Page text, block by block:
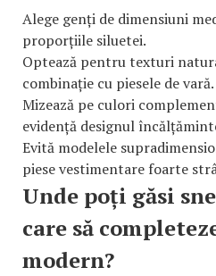
Alege genți de dimensiuni
proporțiile siluetei.
Optează pentru texturi
combinație cu piesele de vară.
Mizează pe culori
evidență designul
Evită modelele
piese vestimentare foarte
Unde poți găsi
care să
modern?